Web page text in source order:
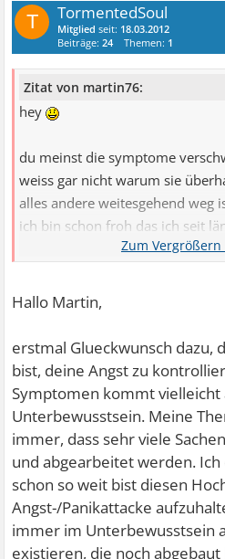
T TormentedSoul
Mitglied seit: 18.03.2012
Beiträge:24 Themen: 1
Zitat von martin76:
hey
du meinst die symptome
weiss gar nicht warum sie
alles andere weitesgehend weg
ich bin schon froh das ich seit
panikattacken mehr habe oder
ja geh ma spazieren....hm das is
zurück,aber ne wirklich hilfe
nicht,diese geier was man denkt
ich frag schon manchmal wenn
irgendwie komisch laufe oder
Hallo Martin,
erstmal Glueckwunsch dazu,
bist, deine Angst zu
Symptomen kommt vielleicht
Unterbewusstsein. Meine
immer, dass sehr viele
und abgearbeitet werden. Ich
schon so weit bist diesen
Angst-/Panikattacke
immer im Unterbewusstsein
existieren, die noch